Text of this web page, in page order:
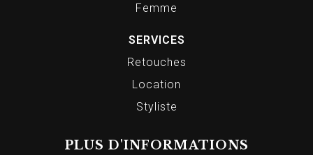
Femme
SERVICES
Retouches
Location
Styliste
PLUS D'INFORMATIONS